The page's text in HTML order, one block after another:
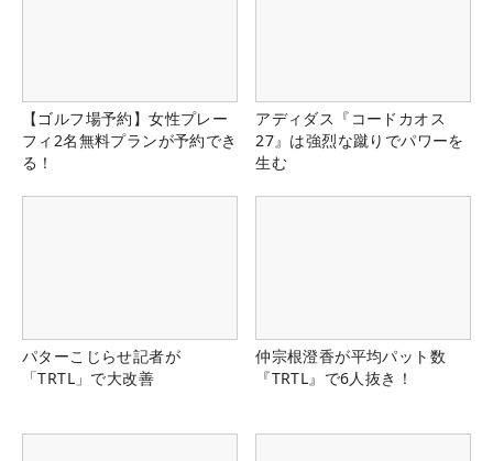
【ゴルフ場予約】女性プレー
フィ2名無料プランが予約でき
る！
アディダス『コードカオス
27』は強烈な蹴りでパワーを
生む
パターこじらせ記者が
「TRTL」で大改善
仲宗根澄香が平均パット数
『TRTL』で6人抜き！